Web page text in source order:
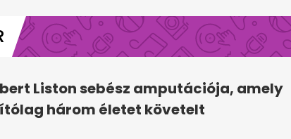
Liston sebész amputációja, amely
három életet követelt